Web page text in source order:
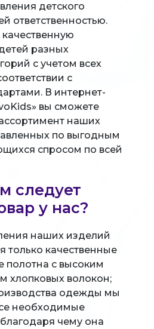
детского
ответственностью.
разных
с учетом всех
с
В интернет-
вы сможете
наших
по выгодным
спросом по всей
следует
у нас?
наших изделий
только качественные
полотна с высоким
хлопковых волокон;
одежды мы
необходимые
чему она